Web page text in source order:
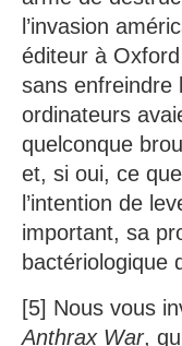
l’invasion
éditeur à
sans enfreindre
ordinateurs
quelconque
et, si oui, ce
l’intention de
important, sa
bactériologique
[5] Nous vous
Anthrax War,